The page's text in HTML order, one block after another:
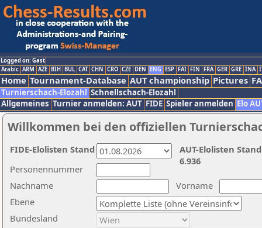
Logged on: Gast
Arabic ARM AZE BIH BUL CAT CHN CRO CZE DEN ENG ESP FAI FIN FRA GER GRE INA
Home Tournament-Database AUT championship Pictures
Turnierschach-Elozahl Schnellschach-Elozahl
Allgemeines Turnier anmelden: AUT FIDE Spieler anmelden Elo
Willkommen bei den offiziellen
Nachname
Vorname
Ebene
Personennummer
Bundesland
AUT-Elolisten
6.936
FIDE-Elolisten Stand